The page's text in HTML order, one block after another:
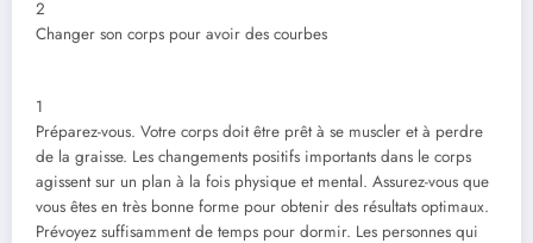
2
Changer son corps pour avoir des courbes
1
Préparez-vous. Votre corps doit être prêt à se muscler et à perdre
de la graisse. Les changements positifs importants dans le corps
agissent sur un plan à la fois physique et mental. Assurez-vous que
vous êtes en très bonne forme pour obtenir des résultats optimaux.
Prévoyez suffisamment de temps pour dormir. Les personnes qui